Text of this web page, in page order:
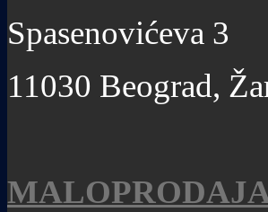
Spasenovićeva 3
11030 Beograd,